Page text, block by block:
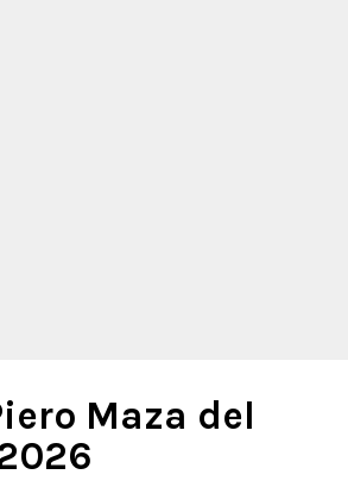
Maza del